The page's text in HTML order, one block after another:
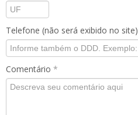
Telefone (não será exibido no site)
Comentário *